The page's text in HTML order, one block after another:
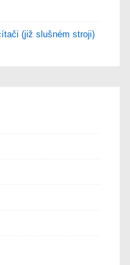
(již slušném stroji)